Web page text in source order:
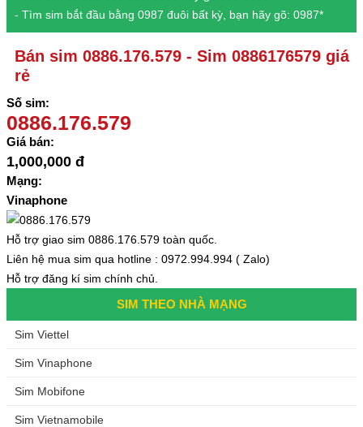
- Tìm sim bắt đầu bằng 0987 đuôi bất kỳ, bạn hãy gõ: 0987*
Bán sim 0886.176.579 - Sim 0886176579 giá
rẻ
Số sim:
0886.176.579
Giá bán:
1,000,000 đ
Mạng:
Vinaphone
Hỗ trợ giao sim 0886.176.579 toàn quốc.
Liên hệ mua sim qua hotline : 0972.994.994 ( Zalo)
Hỗ trợ đăng kí sim chính chủ.
SIM THEO NHÀ MẠNG
Sim Viettel
Sim Vinaphone
Sim Mobifone
Sim Vietnamobile